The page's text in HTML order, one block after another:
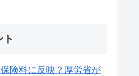
険料に反映？厚労省が